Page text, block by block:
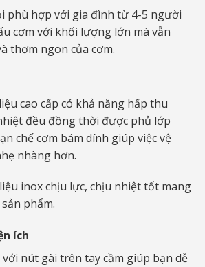
phù hợp với gia đình từ 4-5 người
cơm với khối lượng lớn mà vẫn
thơm ngon của cơm.
cao cấp có khả năng hấp thu
đều đồng thời được phủ lớp
chế cơm bám dính giúp việc vệ
nhàng hơn.
inox chịu lực, chịu nhiệt tốt mang
phẩm.
ích
nút gài trên tay cầm giúp bạn dễ